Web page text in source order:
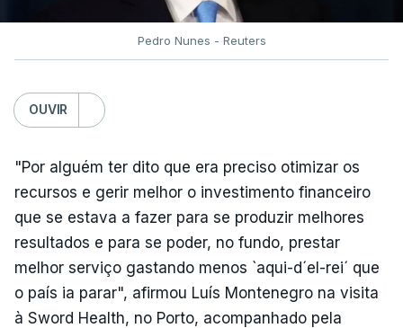
Pedro Nunes - Reuters
OUVIR
"Por alguém ter dito que era preciso otimizar os
recursos e gerir melhor o investimento financeiro
que se estava a fazer para se produzir melhores
resultados e para se poder, no fundo, prestar
melhor serviço gastando menos `aqui-d´el-rei´ que
o país ia parar", afirmou Luís Montenegro na visita
à Sword Health, no Porto, acompanhado pela